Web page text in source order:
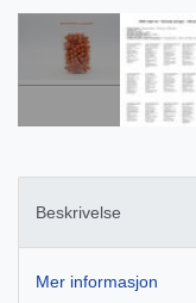
Beskrivelse
Mer informasjon